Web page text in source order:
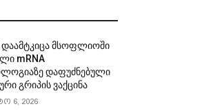
დაამტკიცა მსოფლიოში
mRNA
დაფუძნებული
გრიპის ვაქცინა
6, 2026